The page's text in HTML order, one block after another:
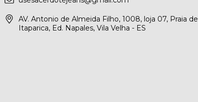
AV. Antonio de Almeida Filho, 1008, loja 07, Praia de
Itaparica, Ed. Napales, Vila Velha - ES